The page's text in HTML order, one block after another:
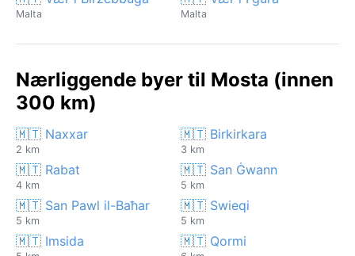
Malta Malta
Nærliggende byer til Mosta (innen
300 km)
🇲🇹 Naxxar
2 km
🇲🇹 Birkirkara
3 km
🇲🇹 Rabat
4 km
🇲🇹 San Ġwann
5 km
🇲🇹 San Pawl il-Baħar
5 km
🇲🇹 Swieqi
5 km
🇲🇹 Imsida 🇲🇹 Qormi